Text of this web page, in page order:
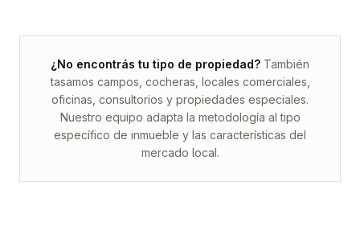
¿No encontrás tu tipo de propiedad? También
tasamos campos, cocheras, locales comerciales,
oficinas, consultorios y propiedades especiales.
Nuestro equipo adapta la metodología al tipo
específico de inmueble y las características del
mercado local.